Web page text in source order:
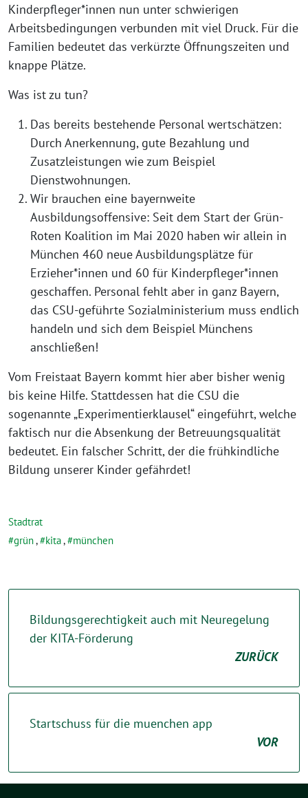
Kinderpfleger*innen nun unter schwierigen
Arbeitsbedingungen verbunden mit viel Druck. Für die
Familien bedeutet das verkürzte Öffnungszeiten und
knappe Plätze.
Was ist zu tun?
Das bereits bestehende Personal wertschätzen:
Durch Anerkennung, gute Bezahlung und
Zusatzleistungen wie zum Beispiel
Dienstwohnungen.
Wir brauchen eine bayernweite
Ausbildungsoffensive: Seit dem Start der Grün-
Roten Koalition im Mai 2020 haben wir allein in
München 460 neue Ausbildungsplätze für
Erzieher*innen und 60 für Kinderpfleger*innen
geschaffen. Personal fehlt aber in ganz Bayern,
das CSU-geführte Sozialministerium muss endlich
handeln und sich dem Beispiel Münchens
anschließen!
Vom Freistaat Bayern kommt hier aber bisher wenig
bis keine Hilfe. Stattdessen hat die CSU die
sogenannte „Experimentierklausel“ eingeführt, welche
faktisch nur die Absenkung der Betreuungsqualität
bedeutet. Ein falscher Schritt, der die frühkindliche
Bildung unserer Kinder gefährdet!
Stadtrat
grün, kita, münchen
Bildungsgerechtigkeit auch mit Neuregelung
der KITA-Förderung
ZURÜCK
Startschuss für die muenchen app
VOR